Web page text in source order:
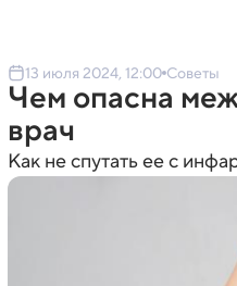
13 июля 2024, 12:00 Советы
Чем опасна
врач
Как не спутать ее с